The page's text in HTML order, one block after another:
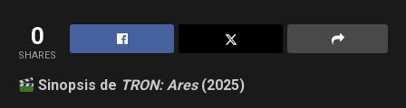
0
SHARES
Sinopsis de TRON: Ares(2025)